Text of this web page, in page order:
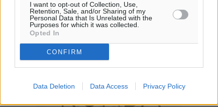
I want to opt-out of Collection, Use,
Retention, Sale, and/or Sharing of my
Personal Data that Is Unrelated with the
Purposes for which it was collected.
Opted In
CONFIRM
Data Deletion Data Access Privacy Policy